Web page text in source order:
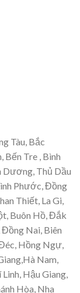
Tàu, Bắc
Bến Tre , Bình
Dương, Thủ Dầu
Phước, Đồng
Thiết, La Gi,
Buôn Hồ, Đắk
Nai, Biên
Hồng Ngự,
Nam,
Hậu Giang,
Hòa, Nha